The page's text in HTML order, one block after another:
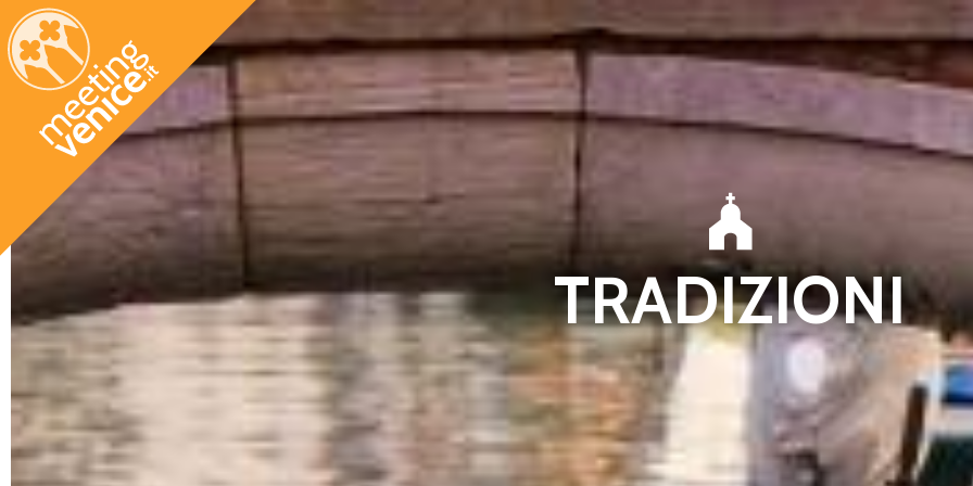
Salta al contenuto principale
TRADIZIONI